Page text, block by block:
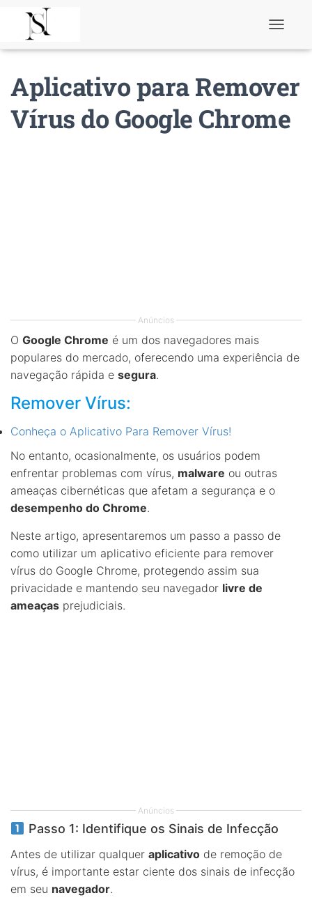
l
e
a
v
Aplicativo para Remover
Vírus do Google Chrome
Anúncios
O Google Chrome é um dos navegadores mais
populares do mercado, oferecendo uma experiência de
navegação rápida e segura.
Remover Vírus:
Conheça o Aplicativo Para Remover Vírus!
No entanto, ocasionalmente, os usuários podem
enfrentar problemas com vírus, malware ou outras
ameaças cibernéticas que afetam a segurança e o
desempenho do Chrome.
Neste artigo, apresentaremos um passo a passo de
como utilizar um aplicativo eficiente para remover
vírus do Google Chrome, protegendo assim sua
privacidade e mantendo seu navegador livre de
ameaças prejudiciais.
Anúncios
Passo 1: Identifique os Sinais de Infecção
Antes de utilizar qualquer aplicativo de remoção de
vírus, é importante estar ciente dos sinais de infecção
em seu navegador.